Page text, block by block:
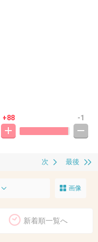
+88 -1
最後
次
画像
新着順一覧へ